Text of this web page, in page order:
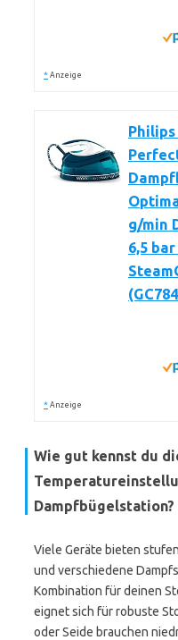
* Anzeige
g/min
6,5
* Anzeige
Wie gut kennst du
Dampfbügelstation?
Viele Geräte bieten
und verschiedene
Kombination für deinen
eignet sich für robuste
oder Seide brauchen